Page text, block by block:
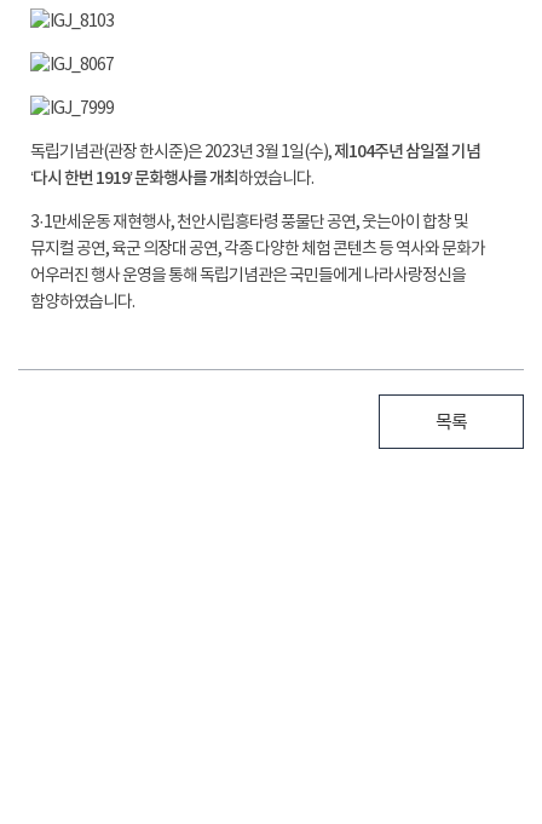
독립기념관(관장 한시준)은 2023년 3월 1일(수),제104주년 삼일절 기념
‘다시 한번 1919’ 문화행사를 개최하였습니다.
3·1만세운동 재현행사, 천안시립흥타령 풍물단 공연, 웃는아이 합창 및
뮤지컬 공연, 육군 의장대 공연, 각종 다양한 체험 콘텐츠 등 역사와 문화가
어우러진 행사 운영을 통해 독립기념관은 국민들에게 나라사랑정신을
함양하였습니다.
목록